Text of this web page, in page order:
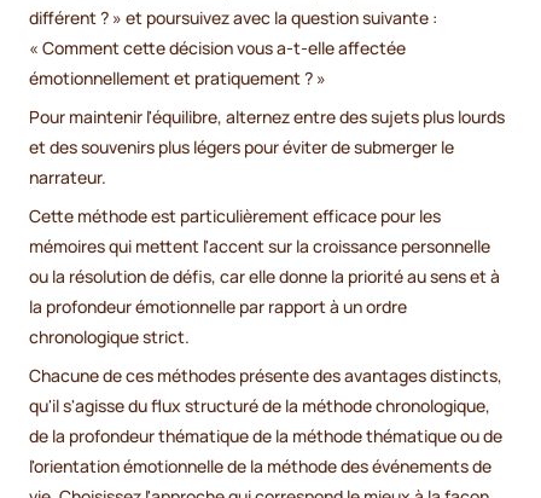
différent ? » et poursuivez avec la question suivante :
« Comment cette décision vous a-t-elle affectée
émotionnellement et pratiquement ? »
Pour maintenir l'équilibre, alternez entre des sujets plus lourds
et des souvenirs plus légers pour éviter de submerger le
narrateur.
Cette méthode est particulièrement efficace pour les
mémoires qui mettent l'accent sur la croissance personnelle
ou la résolution de défis, car elle donne la priorité au sens et à
la profondeur émotionnelle par rapport à un ordre
chronologique strict.
Chacune de ces méthodes présente des avantages distincts,
qu'il s'agisse du flux structuré de la méthode chronologique,
de la profondeur thématique de la méthode thématique ou de
l'orientation émotionnelle de la méthode des événements de